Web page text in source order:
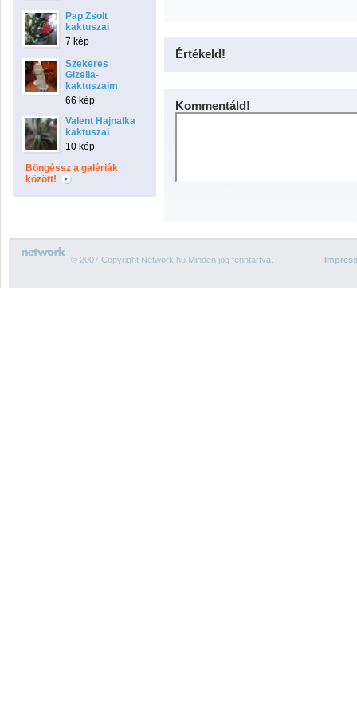
Pap Zsolt
kaktuszai
7 kép
Szekeres
Gizella-
kaktuszaim
66 kép
Valent Hajnalka
kaktuszai
10 kép
Böngéssz a galériák
között!
Értékeld!
Kommentáld!
© 2007 Copyright Network.hu Minden jog fenntartva.